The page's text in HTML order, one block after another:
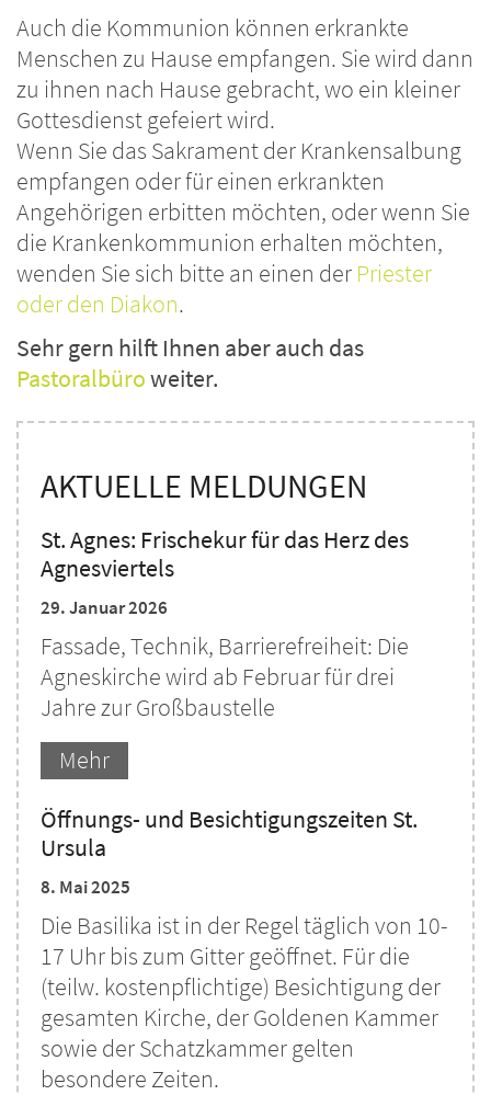
Auch die Kommunion können erkrankte
Menschen zu Hause empfangen. Sie wird dann
zu ihnen nach Hause gebracht, wo ein kleiner
Gottesdienst gefeiert wird.
Wenn Sie das Sakrament der Krankensalbung
empfangen oder für einen erkrankten
Angehörigen erbitten möchten, oder wenn Sie
die Krankenkommunion erhalten möchten,
wenden Sie sich bitte an einen der Priester
oder den Diakon.
Sehr gern hilft Ihnen aber auch das
Pastoralbüroweiter.
AKTUELLE MELDUNGEN
St. Agnes: Frischekur für das Herz des
Agnesviertels
29. Januar 2026
Fassade, Technik, Barrierefreiheit: Die
Agneskirche wird ab Februar für drei
Jahre zur Großbaustelle
Mehr
Öffnungs- und Besichtigungszeiten St.
Ursula
8. Mai 2025
Die Basilika ist in der Regel täglich von 10-
17 Uhr bis zum Gitter geöffnet. Für die
(teilw. kostenpflichtige) Besichtigung der
gesamten Kirche, der Goldenen Kammer
sowie der Schatzkammer gelten
besondere Zeiten.